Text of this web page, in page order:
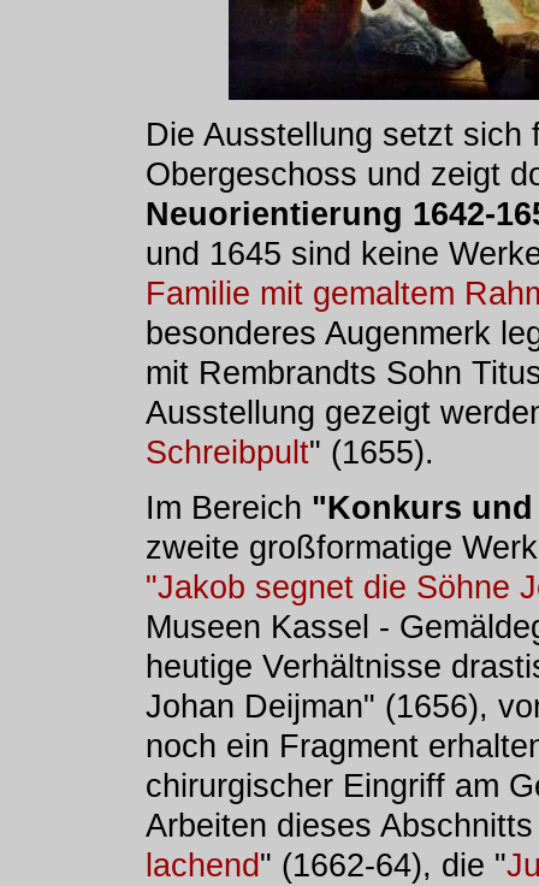
Die Ausstellung setzt sich
Obergeschoss und zeigt
Neuorientierung 1642-
und 1645 sind keine
Familie mit gemaltem
besonderes Augenmerk
mit Rembrandts Sohn
Ausstellung gezeigt
Schreibpult" (1655).
Im Bereich "Konkurs und
zweite großformatige
"Jakob segnet die Söhne
Museen Kassel -
heutige Verhältnisse
Johan Deijman" (1656),
noch ein Fragment
chirurgischer Eingriff am
Arbeiten dieses
lachend" (1662-64), die "